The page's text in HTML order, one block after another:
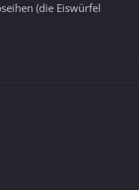
(die Eiswürfel